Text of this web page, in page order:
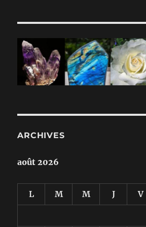
ARCHIVES
août 2026
L M M J V